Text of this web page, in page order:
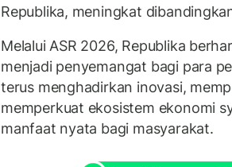
Republika, meningkat
Melalui ASR 2026, Republika
menjadi penyemangat bagi para
terus menghadirkan inovasi,
memperkuat ekosistem ekonomi
manfaat nyata bagi masyarakat.